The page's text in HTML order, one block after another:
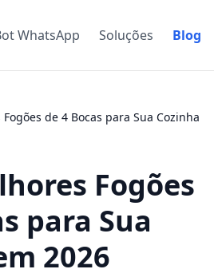
WhatsApp Soluções Blog
de 4 Bocas para Sua Cozinha
Fogões
para Sua
2026